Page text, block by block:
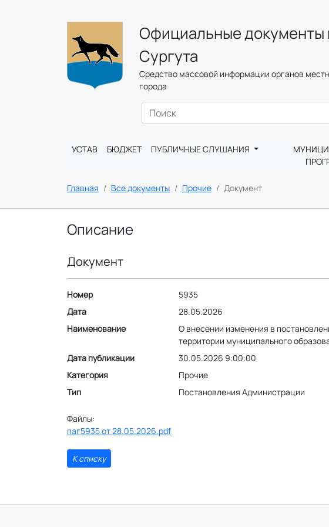
Официальные документы
Сургута
Средство массовой информации органов
города
УСТАВ БЮДЖЕТ ПУБЛИЧНЫЕ СЛУШАНИЯ
Главная Все документы Прочие Документ
Описание
Документ
Номер
5935
Дата
28.05.2026
Наименование
О внесении изменения в
территории муниципального
Дата публикации
30.05.2026 9:00:00
Категория
Прочие
Тип
Постановления Администрации
Файлы:
паг5935 от 28.05.2026.pdf
К списку